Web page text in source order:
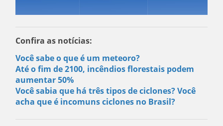
Confira as notícias:
Você sabe o que é um meteoro?
Até o fim de 2100, incêndios florestais podem
aumentar 50%
Você sabia que há três tipos de ciclones? Você
acha que é incomuns ciclones no Brasil?